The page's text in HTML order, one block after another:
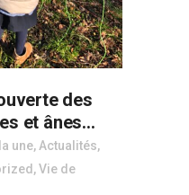
des
et ânes…
une, Actualités,
,Vie de